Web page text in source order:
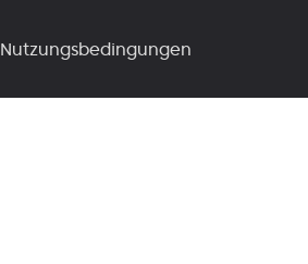
Nutzungsbedingungen